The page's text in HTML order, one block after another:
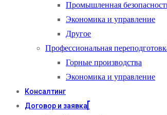
Промышленная
Экономика и управление
Другое
Профессиональная
Горные производства
Экономика и управление
Консалтинг
Договор и заявка